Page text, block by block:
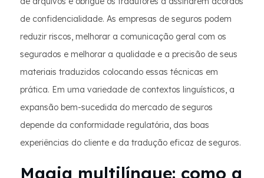
de confidencialidade. As empresas de seguros podem
reduzir riscos, melhorar a comunicação geral com os
segurados e melhorar a qualidade e a precisão de seus
materiais traduzidos colocando essas técnicas em
prática. Em uma variedade de contextos linguísticos, a
expansão bem-sucedida do mercado de seguros
depende da conformidade regulatória, das boas
experiências do cliente e da tradução eficaz de seguros.
Magia multilíngue: como a